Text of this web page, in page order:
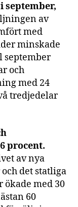
september,
av
med
minskade
september
och
med 24
tredjedelar
procent.
av nya
det statliga
med 30
60